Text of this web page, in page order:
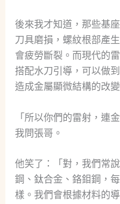
後來我才知道，那些基
刀具磨損，螺紋根部產
會疲勞斷裂。而現代的
搭配水刀引導，可以做
造成金屬顯微結構的改變
「所以你們的雷射，連
我問張哥。
他笑了：「對，我們常
鋼、鈦合金、鉻鉬鋼，
樣。我們會根據材料的